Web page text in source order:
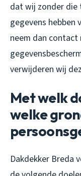
dat wij zonder
gegevens hebben
neem dan contact
verwijderen wij
Met welk
welke
Dakdekker Breda